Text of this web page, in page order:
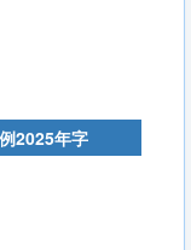
2025年字